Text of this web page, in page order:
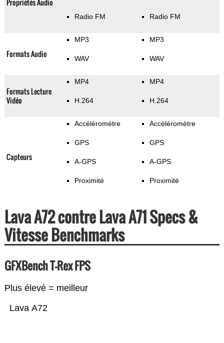
Propriétés Audio
Radio FM Radio FM
Formats Audio
MP3
WAV
MP3
WAV
Formats Lecture
Vidéo
MP4
H.264
MP4
H.264
Capteurs
Accéléromètre
GPS
A-GPS
Proximité
Accéléromètre
GPS
A-GPS
Proximité
Lava A72 contre Lava A71 Specs &
Vitesse Benchmarks
GFXBench T-Rex FPS
Plus élevé = meilleur
Lava A72